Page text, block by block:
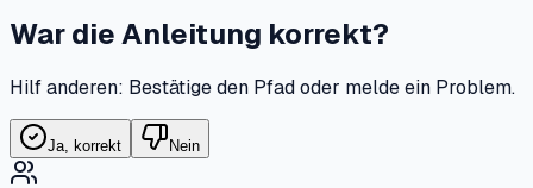
War die Anleitung korrekt?
Hilf anderen: Bestätige den Pfad oder melde ein Problem.
Ja, korrekt Nein